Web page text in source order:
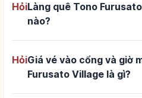
HỏiLàng quê Tono
nào?
HỏiGiá vé vào cổng và giờ
Furusato Village là gì?